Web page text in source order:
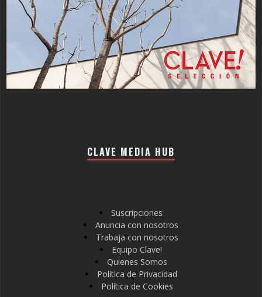
CLAVE MEDIA HUB
Suscripciones
Anuncia con nosotros
Trabaja con nosotros
Equipo Clave!
Quienes Somos
Política de Privacidad
Política de Cookies